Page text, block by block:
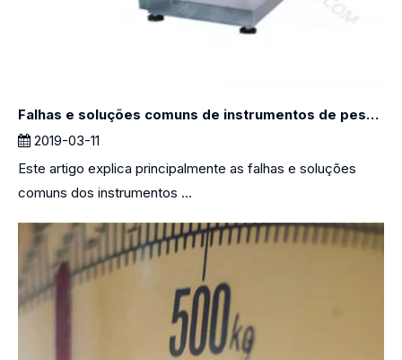
Falhas e soluções comuns de instrumentos de pesagem
2019-03-11
Este artigo explica principalmente as falhas e soluções
comuns dos instrumentos ...